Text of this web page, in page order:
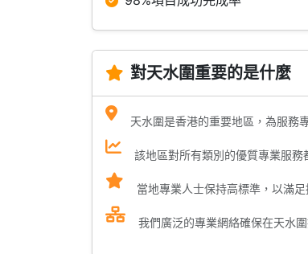
對天水圍重要的是什麼
天水圍是香港的重要地區，為服務
該地區對所有類別的優質專業服務
當地專業人士保持高標準，以滿
我們廣泛的專業網絡確保在天水